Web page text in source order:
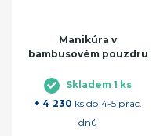
Manikúra v
bambusovém pouzdru
Skladem 1 ks
+ 4 230 ks do 4-5 prac.
dnů